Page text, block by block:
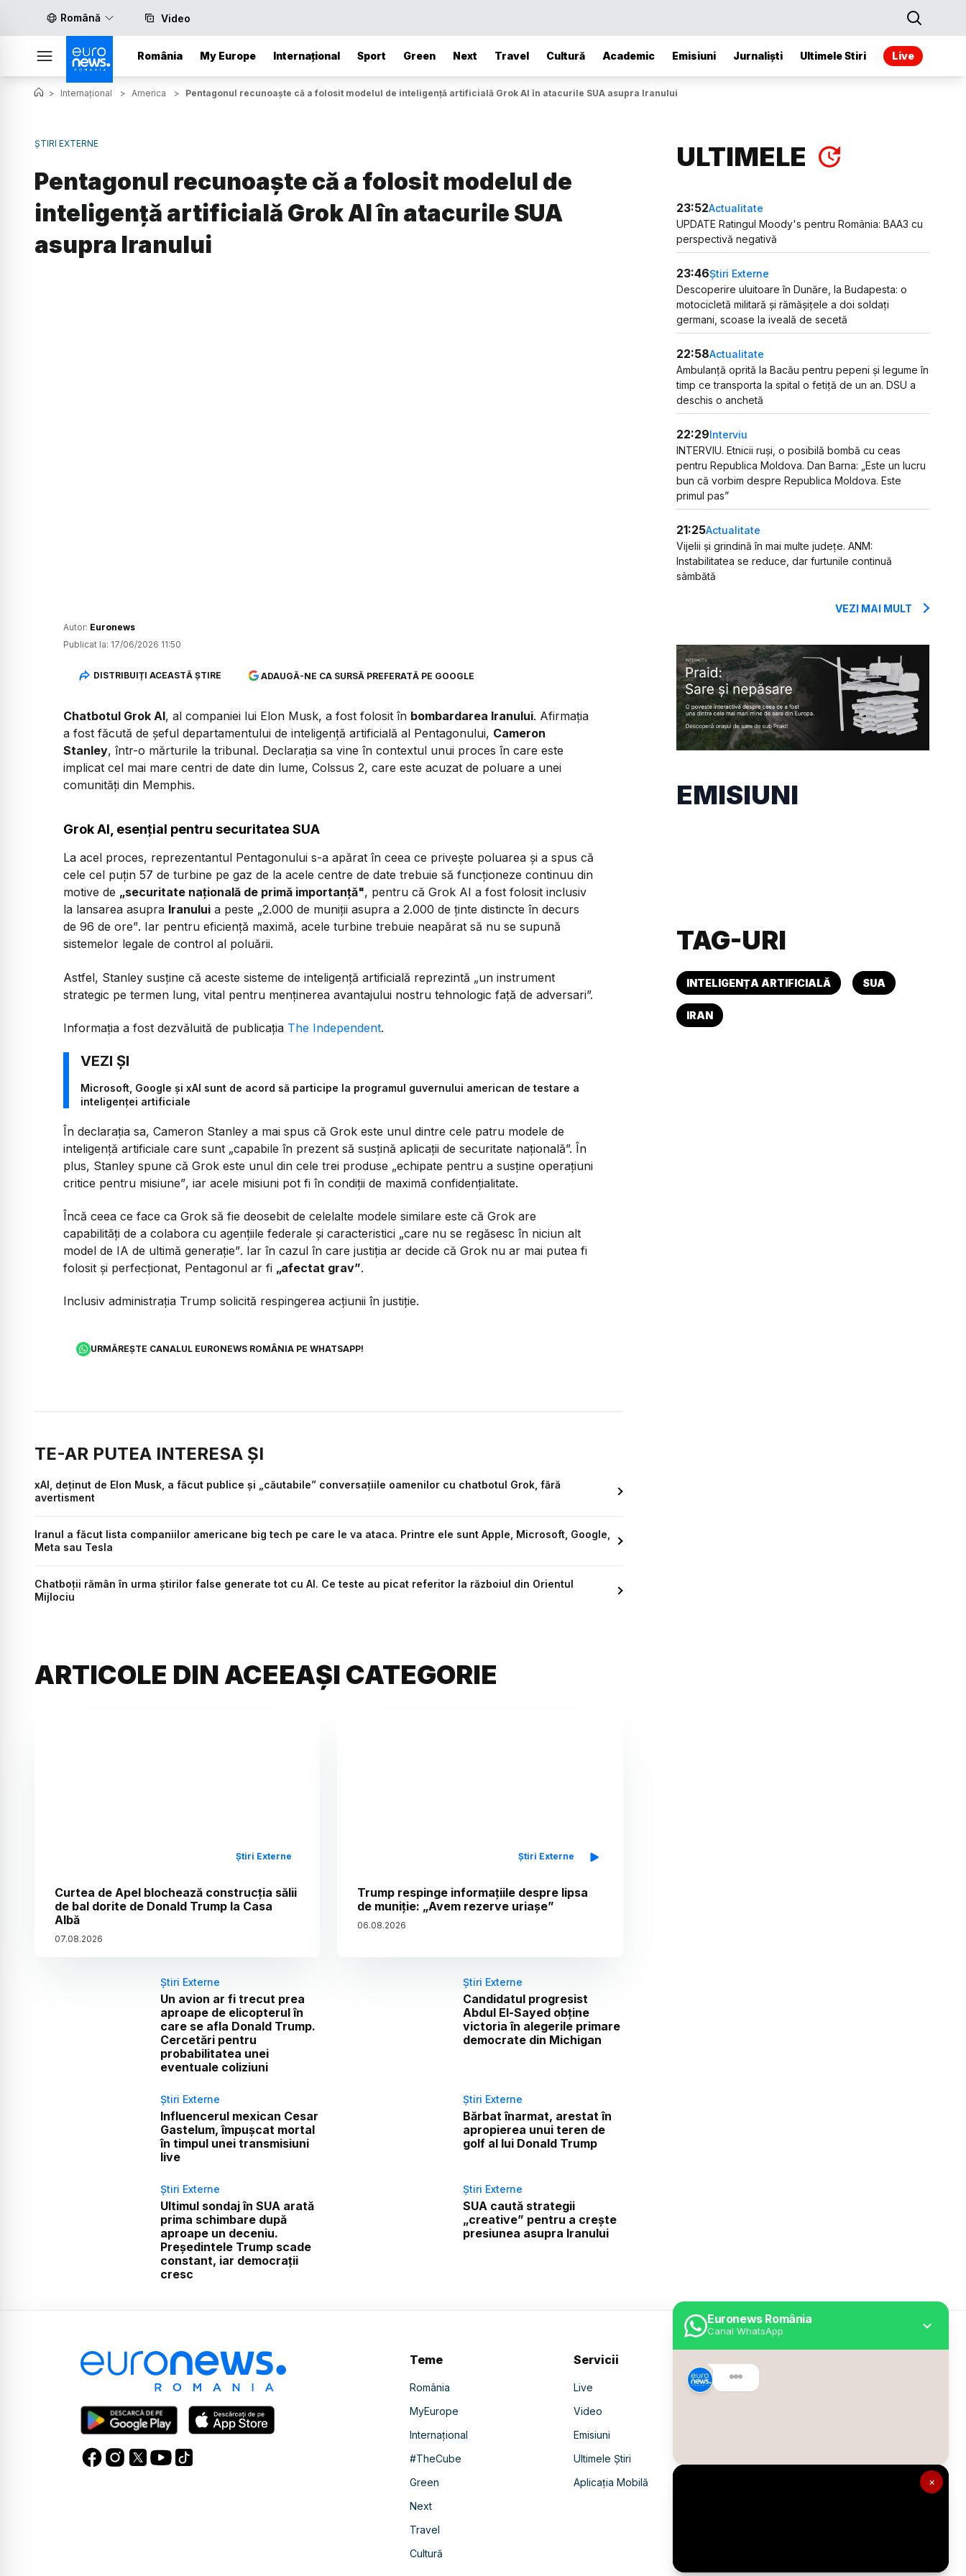
Română Video
România My Europe Internațional Sport Green Next Travel Cultură Academic Emisiuni Jurnaliști Ultimele Stiri Live
×
Euronews România
Canal WhatsApp
> Internațional > America > Pentagonul recunoaște că a folosit modelul de inteligență artificială Grok AI în atacurile SUA asupra Iranului
ȘTIRI EXTERNE
Pentagonul recunoaște că a folosit modelul de
inteligență artificială Grok AI în atacurile SUA
asupra Iranului
Autor: Euronews
Publicat la: 17/06/2026 11:50
DISTRIBUIȚI ACEASTĂ ȘTIRE ADAUGĂ-NE CA SURSĂ PREFERATĂ PE GOOGLE
Chatbotul Grok AI, al companiei lui Elon Musk, a fost folosit în bombardarea Iranului. Afirmația
a fost făcută de șeful departamentului de inteligență artificială al Pentagonului, Cameron
Stanley, într-o mărturile la tribunal. Declarația sa vine în contextul unui proces în care este
implicat cel mai mare centri de date din lume, Colssus 2, care este acuzat de poluare a unei
comunități din Memphis.
Grok AI, esențial pentru securitatea SUA
La acel proces, reprezentantul Pentagonului s-a apărat în ceea ce privește poluarea și a spus că
cele cel puțin 57 de turbine pe gaz de la acele centre de date trebuie să funcționeze continuu din
motive de „securitate națională de primă importanță", pentru că Grok AI a fost folosit inclusiv
la lansarea asupra Iranului a peste „2.000 de muniții asupra a 2.000 de ținte distincte în decurs
de 96 de ore”. Iar pentru eficiență maximă, acele turbine trebuie neapărat să nu se supună
sistemelor legale de control al poluării.
Astfel, Stanley susține că aceste sisteme de inteligență artificială reprezintă „un instrument
strategic pe termen lung, vital pentru menținerea avantajului nostru tehnologic față de adversari”.
Informația a fost dezvăluită de publicația The Independent.
Microsoft, Google și xAI sunt de acord să participe la programul guvernului american de testare a
inteligenței artificiale
În declarația sa, Cameron Stanley a mai spus că Grok este unul dintre cele patru modele de
inteligență artificiale care sunt „capabile în prezent să susțină aplicații de securitate națională”. În
plus, Stanley spune că Grok este unul din cele trei produse „echipate pentru a susține operațiuni
critice pentru misiune”, iar acele misiuni pot fi în condiții de maximă confidențialitate.
Încă ceea ce face ca Grok să fie deosebit de celelalte modele similare este că Grok are
capabilități de a colabora cu agențiile federale și caracteristici „care nu se regăsesc în niciun alt
model de IA de ultimă generație”. Iar în cazul în care justiția ar decide că Grok nu ar mai putea fi
folosit și perfecționat, Pentagonul ar fi „afectat grav”.
Inclusiv administrația Trump solicită respingerea acțiunii în justiție.
URMĂREȘTE CANALUL EURONEWS ROMÂNIA PE WHATSAPP!
TE-AR PUTEA INTERESA ȘI
xAI, deținut de Elon Musk, a făcut publice și „căutabile” conversațiile oamenilor cu chatbotul Grok, fără
avertisment
Iranul a făcut lista companiilor americane big tech pe care le va ataca. Printre ele sunt Apple, Microsoft, Google,
Meta sau Tesla
Chatboții rămân în urma știrilor false generate tot cu AI. Ce teste au picat referitor la războiul din Orientul
Mijlociu
ARTICOLE DIN ACEEAȘI CATEGORIE
Știri Externe
Curtea de Apel blochează construcția sălii
de bal dorite de Donald Trump la Casa
Albă
07.08.2026
Știri Externe
Trump respinge informațiile despre lipsa
de muniție: „Avem rezerve uriașe”
06.08.2026
Știri Externe
Un avion ar fi trecut prea
aproape de elicopterul în
care se afla Donald Trump.
Cercetări pentru
probabilitatea unei
eventuale coliziuni
Știri Externe
Candidatul progresist
Abdul El-Sayed obține
victoria în alegerile primare
democrate din Michigan
Știri Externe
Influencerul mexican Cesar
Gastelum, împușcat mortal
în timpul unei transmisiuni
live
Știri Externe
Bărbat înarmat, arestat în
apropierea unui teren de
golf al lui Donald Trump
Știri Externe
Ultimul sondaj în SUA arată
prima schimbare după
aproape un deceniu.
Președintele Trump scade
constant, iar democrații
cresc
Știri Externe
SUA caută strategii
„creative” pentru a crește
presiunea asupra Iranului
ULTIMELE
23:52Actualitate
UPDATE Ratingul Moody's pentru România: BAA3 cu
perspectivă negativă
23:46Știri Externe
Descoperire uluitoare în Dunăre, la Budapesta: o
motocicletă militară și rămășițele a doi soldați
germani, scoase la iveală de secetă
22:58Actualitate
Ambulanță oprită la Bacău pentru pepeni și legume în
timp ce transporta la spital o fetiță de un an. DSU a
deschis o anchetă
22:29Interviu
INTERVIU. Etnicii ruși, o posibilă bombă cu ceas
pentru Republica Moldova. Dan Barna: „Este un lucru
bun că vorbim despre Republica Moldova. Este
primul pas”
21:25Actualitate
Vijelii și grindină în mai multe județe. ANM:
Instabilitatea se reduce, dar furtunile continuă
sâmbătă
VEZI MAI MULT
EMISIUNI
TAG-URI
INTELIGENȚA ARTIFICIALĂ SUA
IRAN
Teme
România
MyEurope
Internațional
#TheCube
Green
Next
Travel
Cultură
Servicii
Live
Video
Emisiuni
Ultimele Știri
Aplicația Mobilă
Despre Euronews